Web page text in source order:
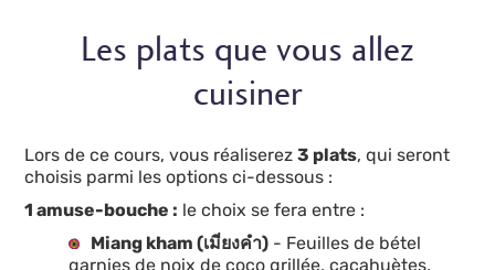
Les plats que vous allez
cuisiner
Lors de ce cours, vous réaliserez3 plats, qui seront
choisis parmi les options ci-dessous :
1 amuse-bouche : le choix se fera entre :
Miang kham (เมี่ยงคำ) - Feuilles de bétel
garnies de noix de coco grillée, cacahuètes,